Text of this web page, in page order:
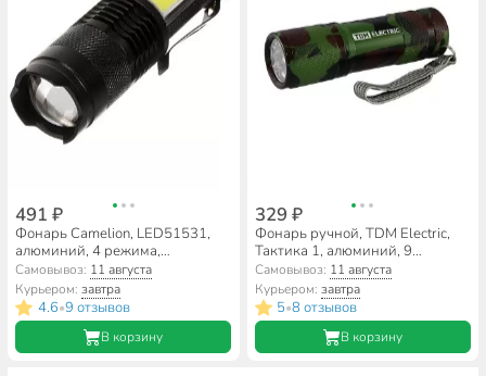
491 ₽
Фонарь Camelion, LED51531,
алюминий, 4 режима,
XPE+COB, ZOOM, 1XLR6,
блистер, 14533
Самовывоз: 11 августа
Курьером:завтра
4.6•9 отзывов
В корзину
329 ₽
Фонарь ручной, TDM Electric,
Тактика 1, алюминий, 9
светодиодов, 3хAАА, SQ0350-
0093
Самовывоз: 11 августа
Курьером: завтра
5•8 отзывов
В корзину